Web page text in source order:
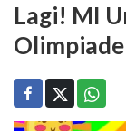
Lagi! MI